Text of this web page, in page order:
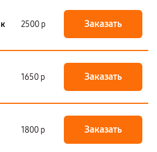
2500 р Заказать
1650 р Заказать
1800 р Заказать